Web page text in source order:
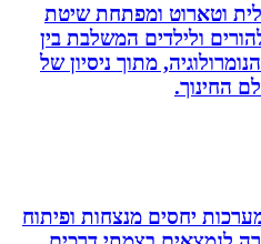
ומפתחת שיטת
ולילדים המשלבת בין
מתוך ניסיון של
יחסים מנצחות ופיתוח